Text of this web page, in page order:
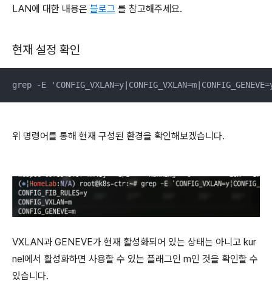
LAN에 대한 내용은 블로그 를 참고해주세요.
현재 설정 확인
grep -E
위 명령어를 통해 현재 구성된 환경을 확인해보겠습니다.
VXLAN과 GENEVE가 현재 활성화되어 있는 상태는 아니고 kur
nel에서 활성화하면 사용할 수 있는 플래그인 m인 것을 확인할 수
있습니다.